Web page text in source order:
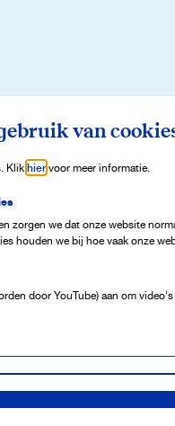
van
Klik hier voor meer informatie.
zorgen we dat onze website
houden we bij hoe vaak onze
door YouTube) aan om